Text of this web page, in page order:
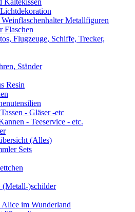
Kältekissen
Metallfiguren
Flaschen
Flugzeuge, Schiffe, Trecker,
Ständer
Resin
- Gläser -etc
- Teeservice - etc.
(Alles)
Sets
)schilder
Alice im Wunderland